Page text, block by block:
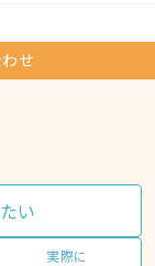
せ
い
実際に